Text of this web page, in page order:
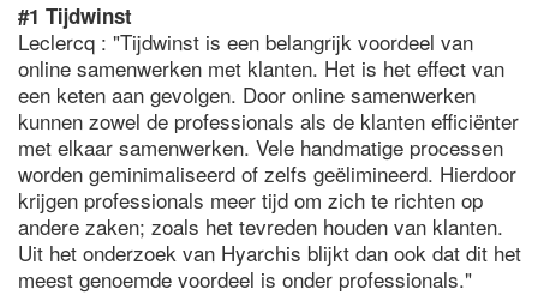
#1 Tijdwinst
Leclercq : "Tijdwinst is een belangrijk voordeel van
online samenwerken met klanten. Het is het effect van
een keten aan gevolgen. Door online samenwerken
kunnen zowel de professionals als de klanten efficiënter
met elkaar samenwerken. Vele handmatige processen
worden geminimaliseerd of zelfs geëlimineerd. Hierdoor
krijgen professionals meer tijd om zich te richten op
andere zaken; zoals het tevreden houden van klanten.
Uit het onderzoek van Hyarchis blijkt dan ook dat dit het
meest genoemde voordeel is onder professionals."